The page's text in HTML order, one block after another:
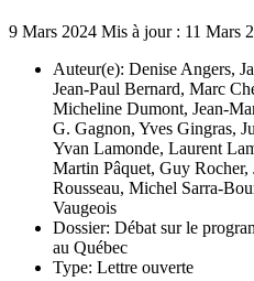
9 Mars 2024 Mis à jour : 11 Mars
Auteur(e): Denise Angers,
Jean-Paul Bernard, Marc
Micheline Dumont, Jean-
G. Gagnon, Yves Gingras,
Yvan Lamonde, Laurent
Martin Pâquet, Guy
Rousseau, Michel Sarra-
Vaugeois
Dossier: Débat sur le
au Québec
Type: Lettre ouverte